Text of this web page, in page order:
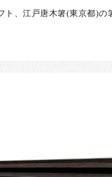
、江戸唐木箸(東京都)の